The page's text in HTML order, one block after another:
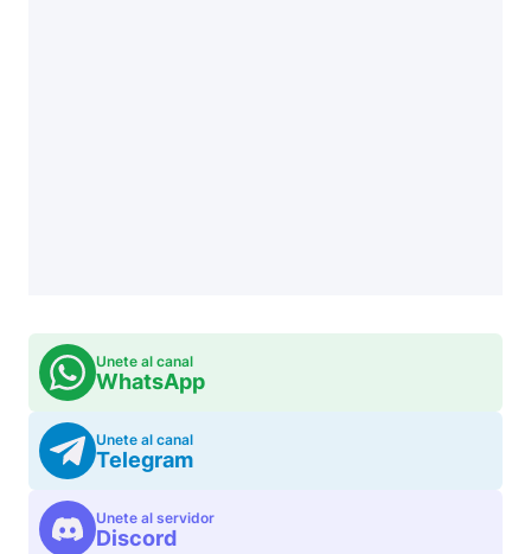
Unete al canal
WhatsApp
Unete al canal
Telegram
Unete al servidor
Discord